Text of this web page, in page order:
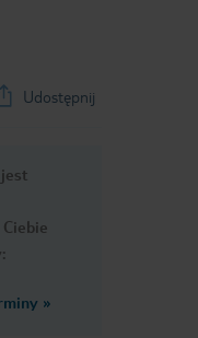
Udostępnij
»